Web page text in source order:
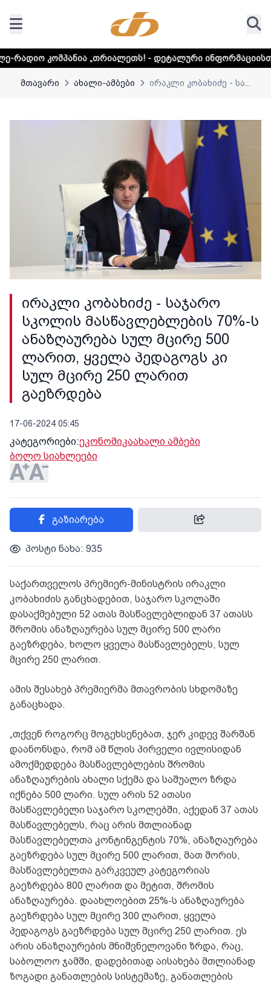
„თრიალეთს! - დეტალური ინფორმაციისთვის
მთავარი ახალი-ამბები ირაკლი კობახიძე - სა...
ირაკლი კობახიძე - საჯარო
სკოლის მასწავლებლების 70%-ს
ანაზღაურება სულ მცირე 500
ლარით, ყველა პედაგოგს კი
სულ მცირე 250 ლარით
გაეზრდება
17-06-2024 05:45
კატეგორიები:ეკონომიკაახალი ამბები
ბოლო სიახლეები
გაზიარება
პოსტი ნახა: 935
საქართველოს პრემიერ-მინისტრის ირაკლი
კობახიძის განცხადებით, საჯარო სკოლაში
დასაქმებული 52 ათას მასწავლებლიდან 37 ათასს
შრომის ანაზღაურება სულ მცირე 500 ლარი
გაეზრდება, ხოლო ყველა მასწავლებელს, სულ
მცირე 250 ლარით.
ამის შესახებ პრემიერმა მთავრობის სხდომაზე
განაცხადა.
„თქვენ როგორც მოგეხსენებათ, ჯერ კიდევ შარშან
დაანონსდა, რომ ამ წლის პირველი ივლისიდან
ამოქმედდება მასწავლებლების შრომის
ანაზღაურების ახალი სქემა და საშუალო ზრდა
იქნება 500 ლარი. სულ არის 52 ათასი
მასწავლებელი საჯარო სკოლებში, აქედან 37 ათას
მასწავლებელს, რაც არის მთლიანად
მასწავლებელთა კონტინგენტის 70%, ანაზღაურება
გაეზრდება სულ მცირე 500 ლარით, მათ შორის,
მასწავლებელთა გარკვეულ კატეგორიას
გაეზრდება 800 ლარით და მეტით, შრომის
ანაზღაურება. დაახლოებით 25%-ს ანაზღაურება
გაეზრდება სულ მცირე 300 ლარით, ყველა
პედაგოგს გაეზრდება სულ მცირე 250 ლარით. ეს
არის ანაზღაურების მნიშვნელოვანი ზრდა, რაც,
საბოლოო ჯამში, დადებითად აისახება მთლიანად
ზოგადი განათლების სისტემაზე, განათლების